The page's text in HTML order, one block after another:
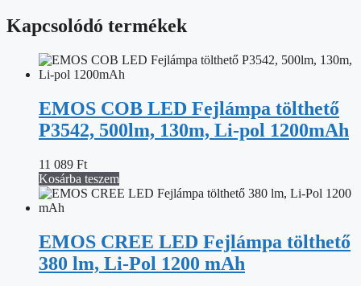
Kapcsolódó termékek
EMOS COB LED Fejlámpa tölthető
P3542, 500lm, 130m, Li-pol 1200mAh
11 089 Ft
Kosárba teszem
EMOS CREE LED Fejlámpa tölthető
380 lm, Li-Pol 1200 mAh